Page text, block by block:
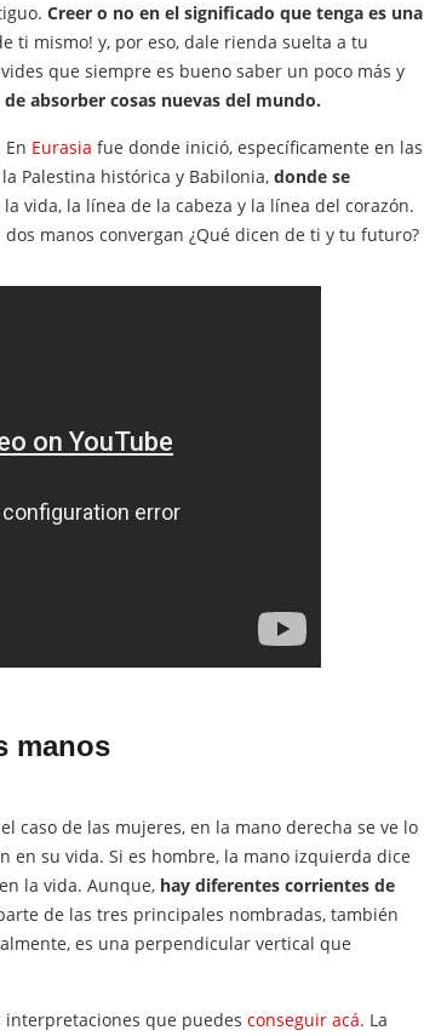
Creer o no en el significado que tenga es una
ti mismo! y, por eso, dale rienda suelta a tu
que siempre es bueno saber un poco más y
absorber cosas nuevas del mundo.
Eurasia fue donde inició, específicamente en las
Palestina histórica y Babilonia, donde se
vida, la línea de la cabeza y la línea del corazón.
manos convergan ¿Qué dicen de ti y tu futuro?
manos
caso de las mujeres, en la mano derecha se ve lo
su vida. Si es hombre, la mano izquierda dice
la vida. Aunque, hay diferentes corrientes de
de las tres principales nombradas, también
es una perpendicular vertical que
interpretaciones que puedes conseguir acá. La